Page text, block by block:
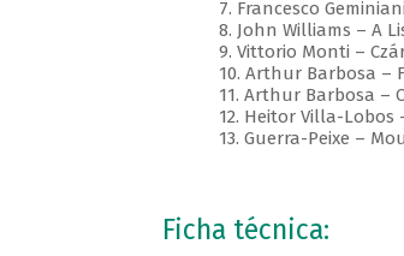
7. Francesco
8. John Williams – A
9. Vittorio Monti –
10. Arthur Barbosa –
11. Arthur Barbosa –
12. Heitor Villa-
13. Guerra-Peixe –
Ficha técnica: